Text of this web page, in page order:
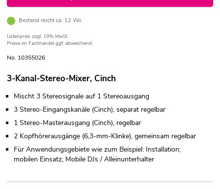
Bestand reicht ca. 12 Wo.
Listenpreis zzgl. 19% MwSt.
Preise im Fachhandel ggf. abweichend.
No. 10355026
3-Kanal-Stereo-Mixer, Cinch
Mischt 3 Stereosignale auf 1 Stereoausgang
3 Stereo-Eingangskanäle (Cinch), separat regelbar
1 Stereo-Masterausgang (Cinch), regelbar
2 Kopfhörerausgänge (6,3-mm-Klinke), gemeinsam regelbar
Für Anwendungsgebiete wie zum Beispiel: Installation;
mobilen Einsatz; Mobile DJs / Alleinunterhalter